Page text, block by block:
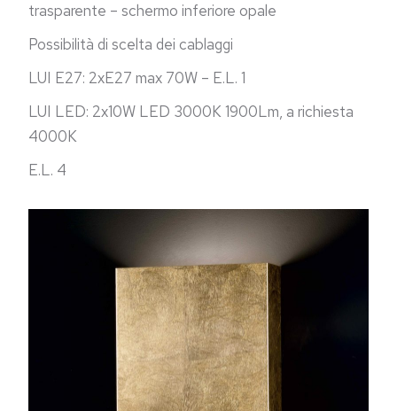
trasparente – schermo inferiore opale
Possibilità di scelta dei cablaggi
LUI E27: 2xE27 max 70W – E.L. 1
LUI LED: 2x10W LED 3000K 1900Lm, a richiesta
4000K
E.L. 4